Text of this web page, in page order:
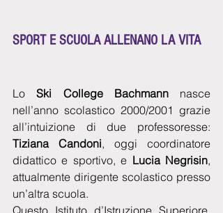
SPORT E SCUOLA ALLENANO LA VITA
Lo Ski College Bachmann nasce
nell’anno scolastico 2000/2001 grazie
Tiziana Candoni, oggi coordinatore
didattico e sportivo, e Lucia Negrisin,
attualmente dirigente scolastico presso
un’altra scuola.
Questo Istituto d’Istruzione Superiore,